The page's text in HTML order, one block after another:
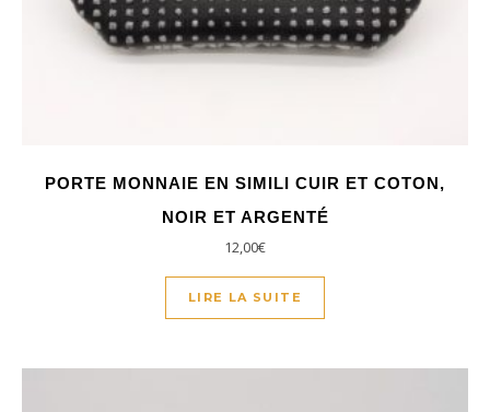
PORTE MONNAIE EN SIMILI CUIR ET COTON,
NOIR ET ARGENTÉ
12,00€
LIRE LA SUITE